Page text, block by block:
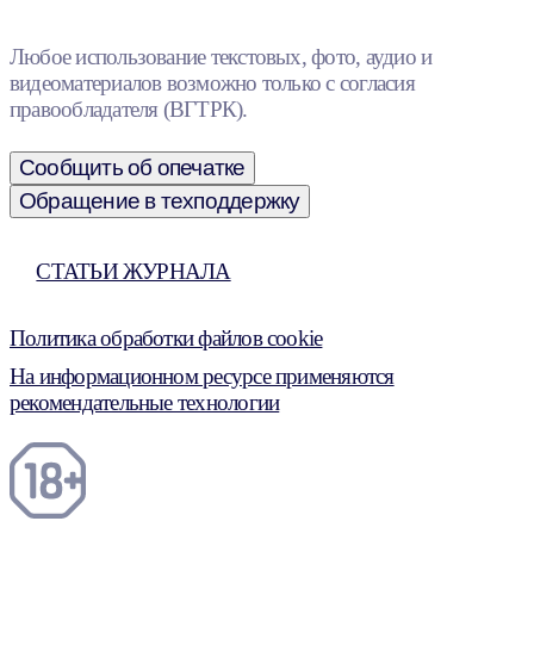
Любое использование текстовых, фото, аудио и
видеоматериалов возможно только с согласия
правообладателя (ВГТРК).
Сообщить об опечатке
Обращение в техподдержку
СТАТЬИ ЖУРНАЛА
Политика обработки файлов cookie
На информационном ресурсе применяются
рекомендательные технологии